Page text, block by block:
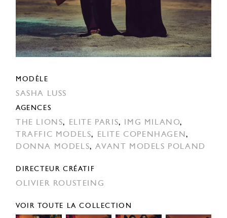
MODÈLE
SASHA LUSS
AGENCES
THE LIONS, ELITE PARIS, IMG MILANO,
TRAFFIC MODELS, ELITE COPENHAGEN,
DONNA MODELS,AVANT MODELS POLAND
DIRECTEUR CRÉATIF
OLIVIER ROUSTEING
VOIR TOUTE LA COLLECTION